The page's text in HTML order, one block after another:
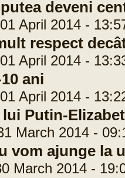
deveni
April 2014 -
respect
April 2014 -
ani
April 2014 -
Putin-
March 2014 -
vom ajunge la
March 2014 -